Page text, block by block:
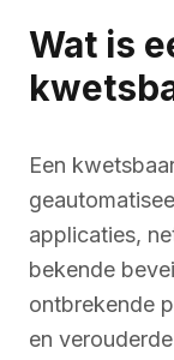
Wat is
Een
applicaties,
bekende
ontbrekende
en